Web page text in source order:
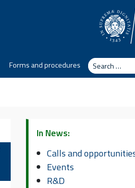
Forms and procedures
Search
In News:
Calls and
Events
R&D